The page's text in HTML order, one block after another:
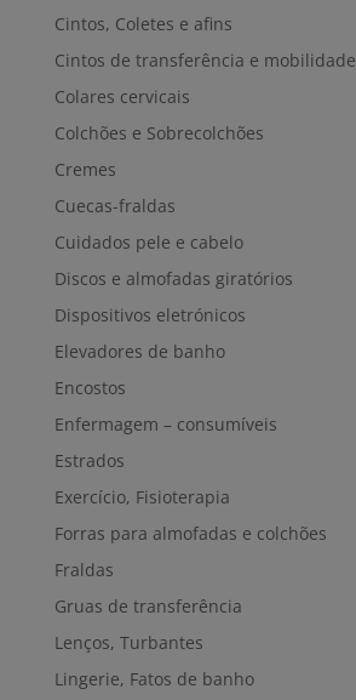
Cintos, Coletes e afins
Cintos de transferência e mobilidade
Colares cervicais
Colchões e Sobrecolchões
Cremes
Cuecas-fraldas
Cuidados pele e cabelo
Discos e almofadas giratórios
Dispositivos eletrónicos
Elevadores de banho
Encostos
Enfermagem – consumíveis
Estrados
Exercício, Fisioterapia
Forras para almofadas e colchões
Fraldas
Gruas de transferência
Lenços, Turbantes
Lingerie, Fatos de banho